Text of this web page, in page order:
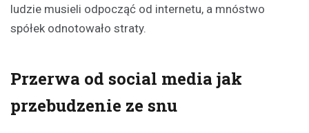
ludzie musieli odpocząć od internetu, a mnóstwo
spółek odnotowało straty.
Przerwa od social media jak
przebudzenie ze snu